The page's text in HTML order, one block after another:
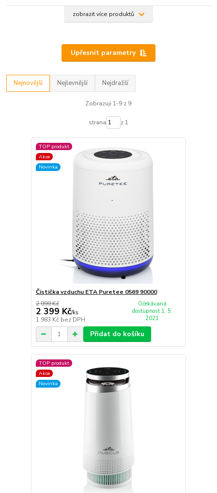
zobrazit více produktů
Upřesnit parametry
Nejnovější Nejlevnější Nejdražší
Zobrazuji 1-9 z 9
strana z 1
TOP produkt
Akce
Novinka
Čistička vzduchu ETA Puretee 0569 90000
2 999 Kč
2 399 Kč/ks
1 983 Kč bez DPH
Očekávaná
dostupnost 1. 5.
2021
Přidat do košíku
TOP produkt
Akce
Novinka